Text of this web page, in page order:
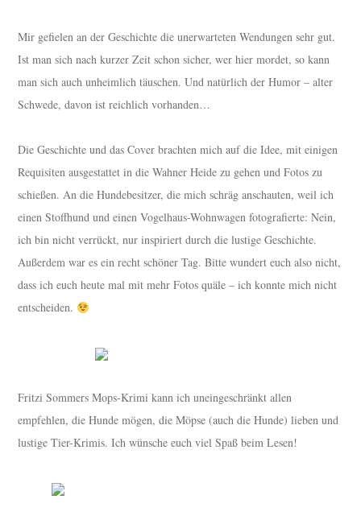
Mir gefielen an der Geschichte die unerwarteten Wendungen sehr gut.
Ist man sich nach kurzer Zeit schon sicher, wer hier mordet, so kann
man sich auch unheimlich täuschen. Und natürlich der Humor – alter
Schwede, davon ist reichlich vorhanden…
Die Geschichte und das Cover brachten mich auf die Idee, mit einigen
Requisiten ausgestattet in die Wahner Heide zu gehen und Fotos zu
schießen. An die Hundebesitzer, die mich schräg anschauten, weil ich
einen Stoffhund und einen Vogelhaus-Wohnwagen fotografierte: Nein,
ich bin nicht verrückt, nur inspiriert durch die lustige Geschichte.
Außerdem war es ein recht schöner Tag. Bitte wundert euch also nicht,
dass ich euch heute mal mit mehr Fotos quäle – ich konnte mich nicht
entscheiden.
Fritzi Sommers Mops-Krimi kann ich uneingeschränkt allen
empfehlen, die Hunde mögen, die Möpse (auch die Hunde) lieben und
lustige Tier-Krimis. Ich wünsche euch viel Spaß beim Lesen!